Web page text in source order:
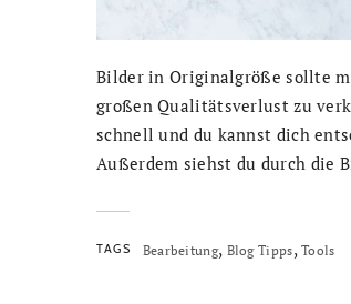
Bilder in Originalgröße sollte
großen Qualitätsverlust zu
schnell und du kannst dich
Außerdem siehst du durch die
TAGS Bearbeitung, Blog Tipps,Tools